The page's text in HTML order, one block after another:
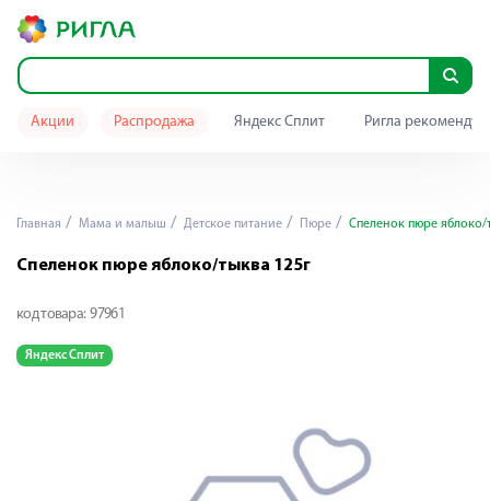
Акции Распродажа Яндекс Сплит Ригла
Главная Мама и малыш Детское питание Пюре Спеленок пюре яблоко/
Спеленок пюре яблоко/тыква 125г
код товара: 97961
Яндекс Сплит